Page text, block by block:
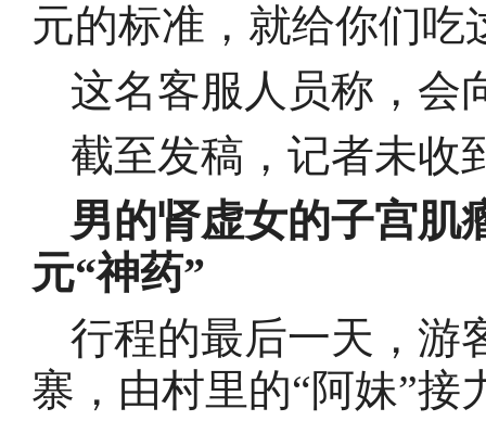
元的标准，就给你们吃
这名客服人员称，会
截至发稿，记者未收
男的肾虚女的子宫肌
元“神药”
行程的最后一天，游
寨，由村里的“阿妹”接